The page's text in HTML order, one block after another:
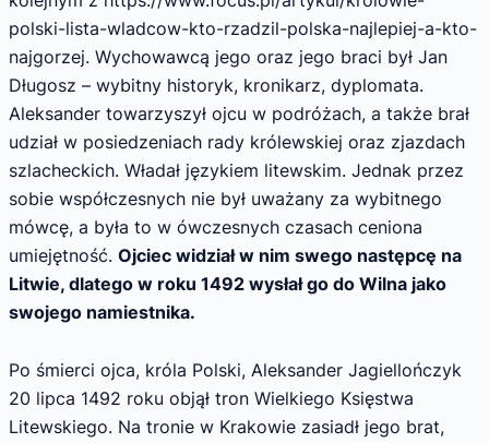
polski-lista-wladcow-kto-rzadzil-polska-najlepiej-a-kto-
najgorzej. Wychowawcą jego oraz jego braci był Jan
Długosz – wybitny historyk, kronikarz, dyplomata.
Aleksander towarzyszył ojcu w podróżach, a także brał
udział w posiedzeniach rady królewskiej oraz zjazdach
szlacheckich. Władał językiem litewskim. Jednak przez
sobie współczesnych nie był uważany za wybitnego
mówcę, a była to w ówczesnych czasach ceniona
umiejętność. Ojciec widział w nim swego następcę na
Litwie, dlatego w roku 1492 wysłał go do Wilna jako
swojego namiestnika.
Po śmierci ojca, króla Polski, Aleksander Jagiellończyk
20 lipca 1492 roku objął tron Wielkiego Księstwa
Litewskiego. Na tronie w Krakowie zasiadł jego brat,